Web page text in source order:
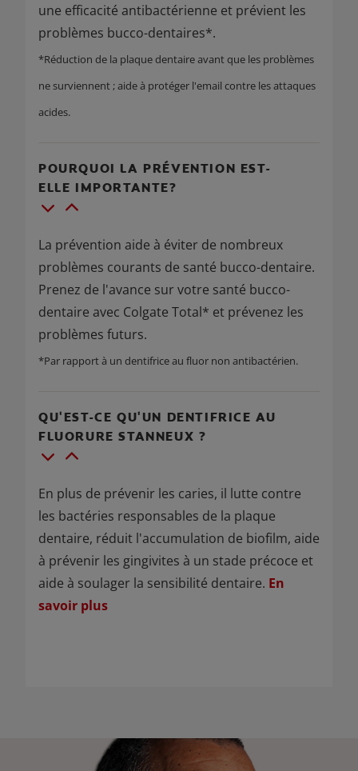
une efficacité antibactérienne et prévient les
problèmes bucco-dentaires*.
*Réduction de la plaque dentaire avant que les problèmes
ne surviennent ; aide à protéger l'email contre les attaques
acides.
POURQUOI LA PRÉVENTION EST-
ELLE IMPORTANTE?
La prévention aide à éviter de nombreux
problèmes courants de santé bucco-dentaire.
Prenez de l'avance sur votre santé bucco-
dentaire avec Colgate Total* et prévenez les
problèmes futurs.
*Par rapport à un dentifrice au fluor non antibactérien.
QU'EST-CE QU'UN DENTIFRICE AU
FLUORURE STANNEUX ?
En plus de prévenir les caries, il lutte contre
les bactéries responsables de la plaque
dentaire, réduit l'accumulation de biofilm, aide
à prévenir les gingivites à un stade précoce et
aide à soulager la sensibilité dentaire. En
savoir plus